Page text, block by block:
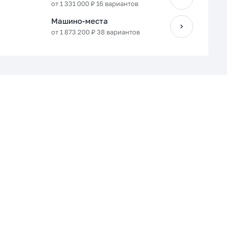
от 1 331 000 ₽ 16 вариантов
Машино-места
от 1 873 200 ₽ 38 вариантов